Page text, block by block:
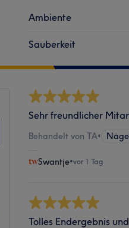
Ambiente
Sauberkeit
Sehr freundlicher
Behandelt von TA•
Swantje•vor 1 Tag
Tolles Endergebnis